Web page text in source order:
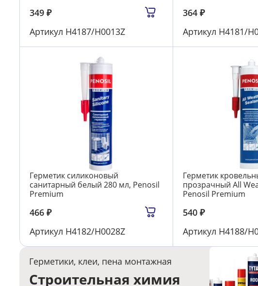
349 ₽
Артикул Н4187/Н0013Z
364 ₽
Артикул Н4181/
Герметик силиконовый
санитарный белый 280 мл, Penosil
Premium
466 ₽
Артикул Н4182/H0028Z
Герметик
прозрачный All
Penosil Premium
540 ₽
Артикул Н4188/
Герметики, клеи, пена монтажная
Строительная химия